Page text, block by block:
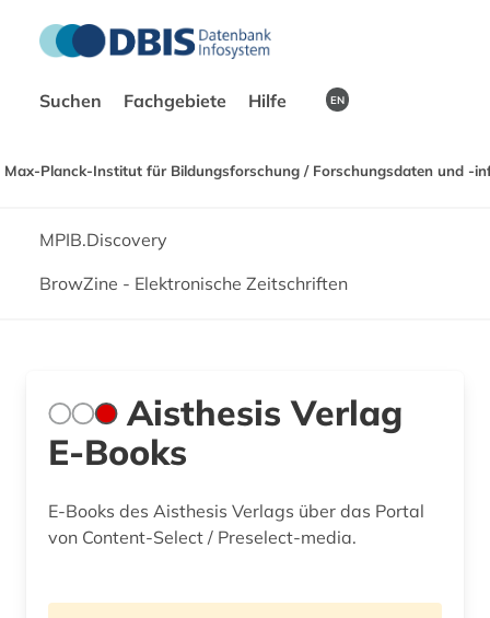
Suchen Fachgebiete Hilfe EN
Max-Planck-Institut für Bildungsforschung / Forschungsdaten und -
MPIB.Discovery
BrowZine - Elektronische Zeitschriften
Aisthesis Verlag
E-Books
E-Books des Aisthesis Verlags über das Portal
von Content-Select / Preselect-media.